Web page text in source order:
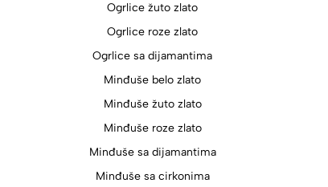
Ogrlice žuto zlato
Ogrlice roze zlato
Ogrlice sa dijamantima
Minđuše belo zlato
Minđuše žuto zlato
Minđuše roze zlato
Minđuše sa dijamantima
Minđuše sa cirkonima